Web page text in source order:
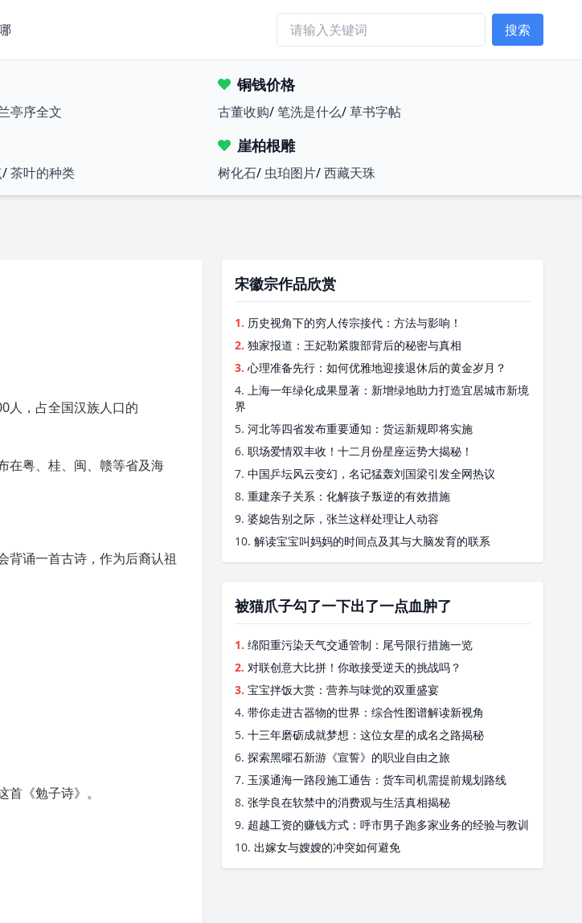
搜索
亭序全文
铜钱价格
古董收购/笔洗是什么/草书字帖
/茶叶的种类
崖柏根雕
树化石/ 虫珀图片/西藏天珠
人，占全国汉族人口的
在粤、桂、闽、赣等省及海
背诵一首古诗，作为后裔认祖
《勉子诗》。
宋徽宗作品欣赏
1. 历史视角下的穷人传宗接代：方法与影响！
2. 独家报道：王妃勒紧腹部背后的秘密与真相
3. 心理准备先行：如何优雅地迎接退休后的黄金岁月？
4. 上海一年绿化成果显著：新增绿地助力打造宜居城市新境
界
5. 河北等四省发布重要通知：货运新规即将实施
6. 职场爱情双丰收！十二月份星座运势大揭秘！
7. 中国乒坛风云变幻，名记猛轰刘国梁引发全网热议
8. 重建亲子关系：化解孩子叛逆的有效措施
9. 婆媳告别之际，张兰这样处理让人动容
10. 解读宝宝叫妈妈的时间点及其与大脑发育的联系
被猫爪子勾了一下出了一点血肿了
1. 绵阳重污染天气交通管制：尾号限行措施一览
2. 对联创意大比拼！你敢接受逆天的挑战吗？
3. 宝宝拌饭大赏：营养与味觉的双重盛宴
4. 带你走进古器物的世界：综合性图谱解读新视角
5. 十三年磨砺成就梦想：这位女星的成名之路揭秘
6. 探索黑曜石新游《宣誓》的职业自由之旅
7. 玉溪通海一路段施工通告：货车司机需提前规划路线
8. 张学良在软禁中的消费观与生活真相揭秘
9. 超越工资的赚钱方式：呼市男子跑多家业务的经验与教训
10. 出嫁女与嫂嫂的冲突如何避免